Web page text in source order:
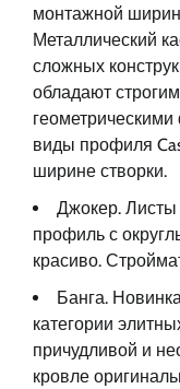
монтажной
Металлический
сложных
обладают
виды профиля
ширине створки.
Джокер. Листы
профиль с
красиво.
Банга.
категории
причудливой и
кровле